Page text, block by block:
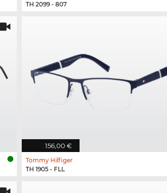
TH 2099 - 807
156,00 €
Tommy Hilfiger
TH 1905 - FLL